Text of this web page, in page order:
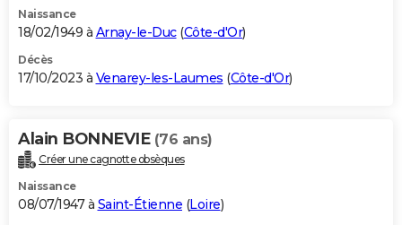
Naissance
18/02/1949 à Arnay-le-Duc(Côte-d'Or)
Décès
17/10/2023 à Venarey-les-Laumes (Côte-d'Or)
Alain BONNEVIE (76 ans)
Créer une cagnotte obsèques
Naissance
08/07/1947 à Saint-Étienne (Loire)